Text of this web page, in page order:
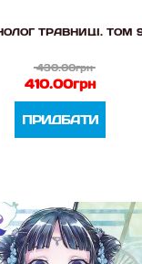
ТРАВНИЦІ. ТОМ
430.00грн
410.00грн
ПРИДБАТИ